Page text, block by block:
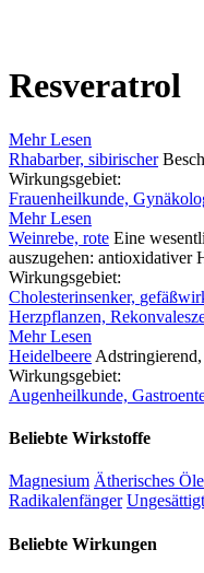
Resveratrol
Mehr Lesen
Rhabarber, sibirischer
Wirkungsgebiet:
Frauenheilkunde,
Mehr Lesen
Weinrebe, rote Eine
auszugehen: antioxidativer
Wirkungsgebiet:
Cholesterinsenker,
Herzpflanzen,
Mehr Lesen
Heidelbeere
Wirkungsgebiet:
Augenheilkunde,
Beliebte Wirkstoffe
Magnesium Ätherisches Öle
Radikalenfänger
Beliebte Wirkungen